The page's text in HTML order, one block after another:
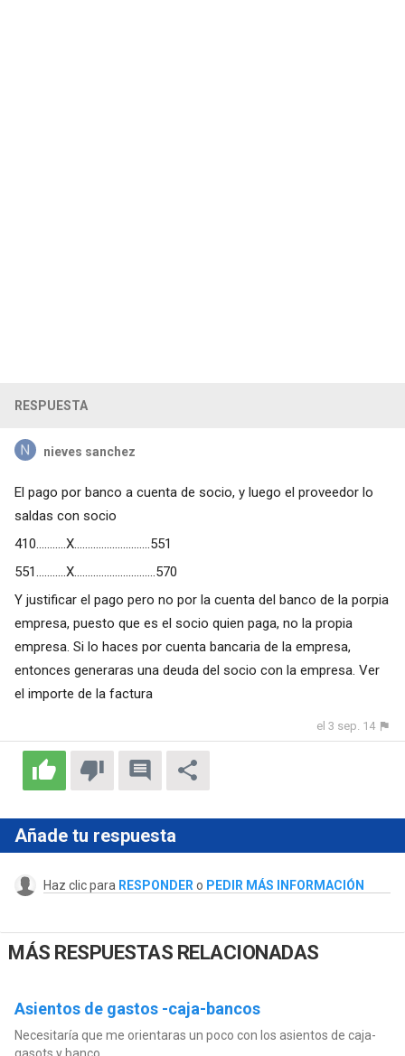
RESPUESTA
nieves sanchez
El pago por banco a cuenta de socio, y luego el proveedor lo
saldas con socio
410...........X............................551
551...........X..............................570
Y justificar el pago pero no por la cuenta del banco de la porpia
empresa, puesto que es el socio quien paga, no la propia
empresa. Si lo haces por cuenta bancaria de la empresa,
entonces generaras una deuda del socio con la empresa. Ver
el importe de la factura
el 3 sep. 14
Añade tu respuesta
Haz clic para RESPONDER o PEDIR MÁS INFORMACIÓN
MÁS RESPUESTAS RELACIONADAS
Asientos de gastos -caja-bancos
Necesitaría que me orientaras un poco con los asientos de caja-